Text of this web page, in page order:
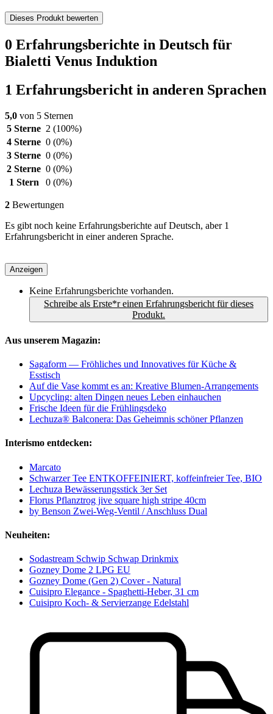
Dieses Produkt bewerten
0 Erfahrungsberichte in Deutsch für
Bialetti Venus Induktion
1 Erfahrungsbericht in anderen Sprachen
5,0 von 5 Sternen
5 Sterne 2 (100%)
4 Sterne 0 (0%)
3 Sterne 0 (0%)
2 Sterne 0 (0%)
1 Stern
0 (0%)
2 Bewertungen
Es gibt noch keine Erfahrungsberichte auf Deutsch, aber 1
Erfahrungsbericht in einer anderen Sprache.
Anzeigen
Keine Erfahrungsberichte vorhanden.
Schreibe als Erste*r einen Erfahrungsbericht für dieses
Produkt.
Aus unserem Magazin:
Sagaform — Fröhliches und Innovatives für Küche &
Esstisch
Auf die Vase kommt es an: Kreative Blumen-Arrangements
Upcycling: alten Dingen neues Leben einhauchen
Frische Ideen für die Frühlingsdeko
Lechuza® Balconera: Das Geheimnis schöner Pflanzen
Interismo entdecken:
Marcato
Schwarzer Tee ENTKOFFEINIERT, koffeinfreier Tee, BIO
Lechuza Bewässerungsstick 3er Set
Florus Pflanztrog jive square high stripe 40cm
by Benson Zwei-Weg-Ventil / Anschluss Dual
Neuheiten:
Sodastream Schwip Schwap Drinkmix
Gozney Dome 2 LPG EU
Gozney Dome (Gen 2) Cover - Natural
Cuisipro Elegance - Spaghetti-Heber, 31 cm
Cuisipro Koch- & Servierzange Edelstahl